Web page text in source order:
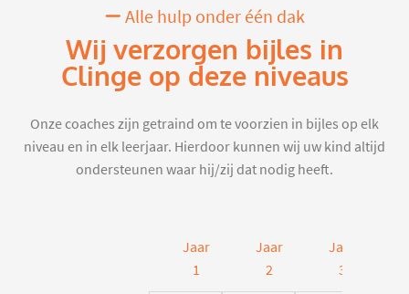
Alle hulp onder één dak
Wij verzorgen bijles in
Clinge op deze niveaus
Onze coaches zijn getraind om te voorzien in bijles op elk
niveau en in elk leerjaar. Hierdoor kunnen wij uw kind altijd
ondersteunen waar hij/zij dat nodig heeft.
Jaar
1
Jaar
2
Jaar
3